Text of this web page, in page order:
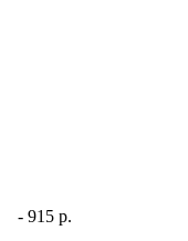
- 915 р.